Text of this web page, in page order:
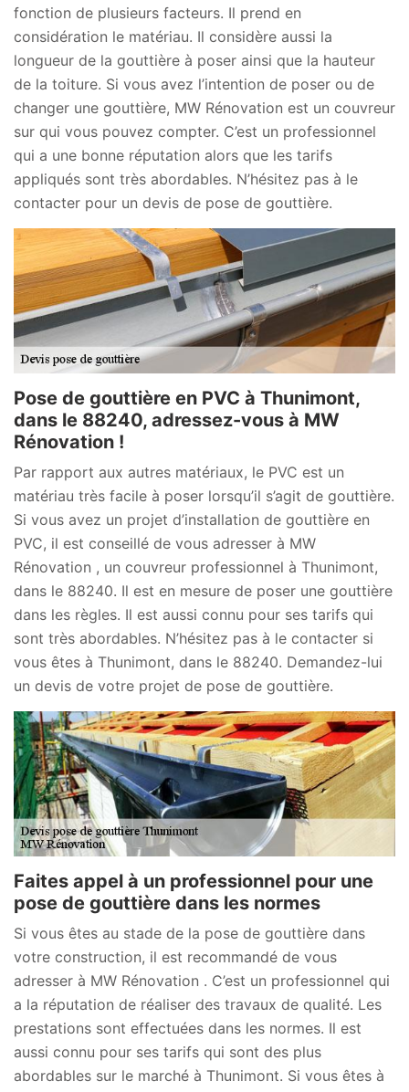
fonction de plusieurs facteurs. Il prend en
considération le matériau. Il considère aussi la
longueur de la gouttière à poser ainsi que la hauteur
de la toiture. Si vous avez l’intention de poser ou de
changer une gouttière, MW Rénovation est un couvreur
sur qui vous pouvez compter. C’est un professionnel
qui a une bonne réputation alors que les tarifs
appliqués sont très abordables. N’hésitez pas à le
contacter pour un devis de pose de gouttière.
Pose de gouttière en PVC à Thunimont,
dans le 88240, adressez-vous à MW
Rénovation !
Par rapport aux autres matériaux, le PVC est un
matériau très facile à poser lorsqu’il s’agit de gouttière.
Si vous avez un projet d’installation de gouttière en
PVC, il est conseillé de vous adresser à MW
Rénovation , un couvreur professionnel à Thunimont,
dans le 88240. Il est en mesure de poser une gouttière
dans les règles. Il est aussi connu pour ses tarifs qui
sont très abordables. N’hésitez pas à le contacter si
vous êtes à Thunimont, dans le 88240. Demandez-lui
un devis de votre projet de pose de gouttière.
Faites appel à un professionnel pour une
pose de gouttière dans les normes
Si vous êtes au stade de la pose de gouttière dans
votre construction, il est recommandé de vous
adresser à MW Rénovation . C’est un professionnel qui
a la réputation de réaliser des travaux de qualité. Les
prestations sont effectuées dans les normes. Il est
aussi connu pour ses tarifs qui sont des plus
abordables sur le marché à Thunimont. Si vous êtes à